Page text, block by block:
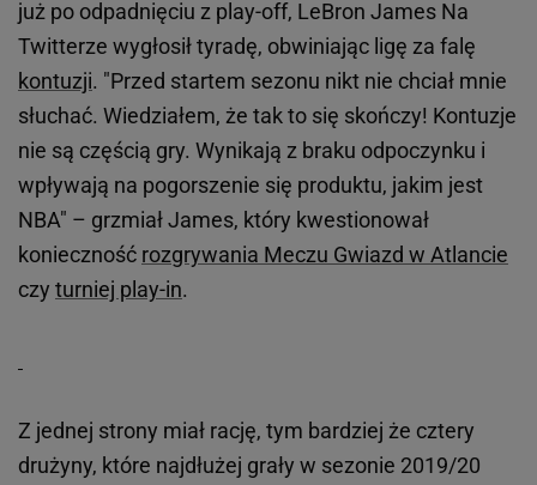
już po odpadnięciu z play-off, LeBron James Na
Twitterze wygłosił tyradę, obwiniając ligę za falę
kontuzji. "Przed startem sezonu nikt nie chciał mnie
słuchać. Wiedziałem, że tak to się skończy! Kontuzje
nie są częścią gry. Wynikają z braku odpoczynku i
wpływają na pogorszenie się produktu, jakim jest
NBA" – grzmiał James, który kwestionował
konieczność rozgrywania Meczu Gwiazd w Atlancie
czy turniej play-in.
Z jednej strony miał rację, tym bardziej że cztery
drużyny, które najdłużej grały w sezonie 2019/20